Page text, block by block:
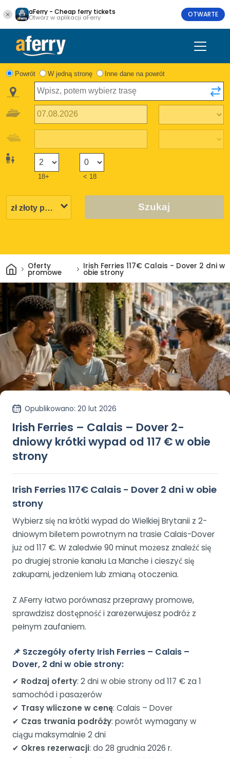
aFerry - Cheap ferry tickets
Otwórz w aplikacji aFerry OTWARTE
Powrót W jedną stronę Inne dane na powrót
18+ < 18
Szukaj
DomOferty
promowe
Irish Ferries 117€ Calais - Dover 2 dni w
obie strony
Opublikowano: 20 lut 2026
Irish Ferries – Calais – Dover 2-
dniowy krótki wypad od 117 € w obie
strony
Irish Ferries 117€ Calais - Dover 2 dni w obie
strony
Wybierz się na krótki wypad do Wielkiej Brytanii z 2-
dniowym biletem powrotnym na trasie Calais-Dover
już od 117 €. W zaledwie 90 minut możesz znaleźć się
po drugiej stronie kanału La Manche i cieszyć się
zakupami, jedzeniem lub zmianą otoczenia.
Z AFerry łatwo porównasz przeprawy promowe,
sprawdzisz dostępność i zarezerwujesz podróż z
pełnym zaufaniem.
📌 Szczegóły oferty Irish Ferries – Calais –
Dover, 2 dni w obie strony:
✔ Rodzaj oferty: 2 dni w obie strony od 117 € za 1
samochód i pasażerów
✔ Trasy wliczone w cenę: Calais – Dover
✔ Czas trwania podróży: powrót wymagany w
ciągu maksymalnie 2 dni
✔ Okres rezerwacji: do 28 grudnia 2026 r.